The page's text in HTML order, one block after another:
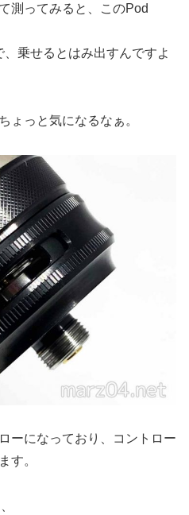
測ってみると、このPod
乗せるとはみ出すんですよ
ょっと気になるなぁ。
ーになっており、コントロー
す。